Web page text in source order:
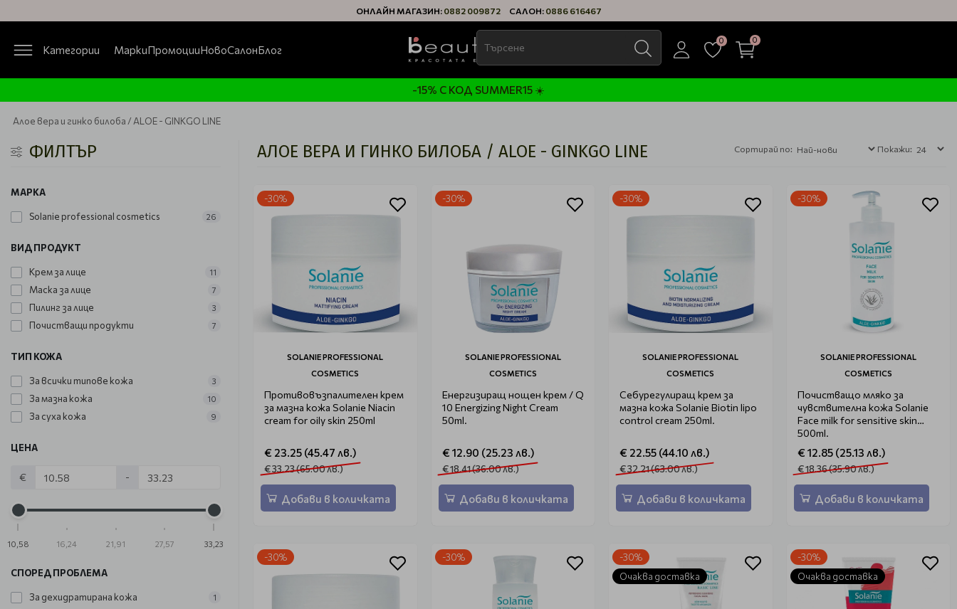
ОНЛАЙН МАГАЗИН: 0882 009872 САЛОН: 0886 616467
Категории МаркиПромоцииНовоСалонБлог
0 0
-15% С КОД SUMMER15 ☀️
Алое вера и гинко билоба / ALOE - GINKGO LINE
ФИЛТЪР
МАРКА
Solanie professional cosmetics 26
ВИД ПРОДУКТ
Крем за лице 11
Маска за лице 7
Пилинг за лице 3
Почистващи продукти 7
ТИП КОЖА
За всички типове кожа 3
За мазна кожа 10
За суха кожа 9
ЦЕНА
€ -
10,58 16,24 21,91 27,57 33,23
СПОРЕД ПРОБЛЕМА
За дехидратирана кожа 1
АЛОЕ ВЕРА И ГИНКО БИЛОБА / ALOE - GINKGO LINE Сортирай по: Покажи:
-30%
SOLANIE PROFESSIONAL
COSMETICS
Противовъзпалителен крем
за мазна кожа Solanie Niacin
cream for oily skin 250ml
€ 23.25 (45.47 лв.)
€ 33.23 (65.00 лв.)
Добави в количката
-30%
SOLANIE PROFESSIONAL
COSMETICS
Енергизиращ нощен крем / Q
10 Energizing Night Cream
50ml.
€ 12.90 (25.23 лв.)
€ 18.41 (36.00 лв.)
Добави в количката
-30%
SOLANIE PROFESSIONAL
COSMETICS
Себурегулиращ крем за
мазна кожа Solanie Biotin lipo
control cream 250ml.
€ 22.55 (44.10 лв.)
€ 32.21 (63.00 лв.)
Добави в количката
-30%
SOLANIE PROFESSIONAL
COSMETICS
Почистващо мляко за
чувствителна кожа Solanie
Face milk for sensitive skin
500ml.
€ 12.85 (25.13 лв.)
€ 18.36 (35.90 лв.)
Добави в количката
-30% -30%
-30%
Очаква доставка
-30%
Очаква доставка